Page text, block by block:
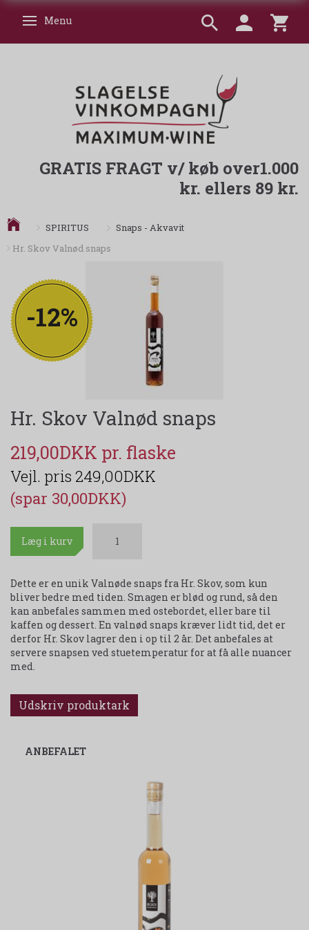
Skifte navigation
Menu
GRATIS FRAGT v/ køb over1.000
kr. ellers 89 kr.
SPIRITUS
Snaps - Akvavit
Hr. Skov Valnød snaps
-12%
Hr. Skov Valnød snaps
219,00DKK
249,00DKK
(spar 30,00DKK)
Læg i kurv
Dette er en unik Valnøde snaps fra Hr. Skov, som kun
bliver bedre med tiden. Smagen er blød og rund, så den
kan anbefales sammen med ostebordet, eller bare til
kaffen og dessert. En valnød snaps kræver lidt tid, det er
derfor Hr. Skov lagrer den i op til 2 år. Det anbefales at
servere snapsen ved stuetemperatur for at få alle nuancer
med.
Udskriv produktark
ANBEFALET